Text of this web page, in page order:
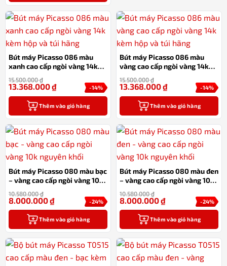
Bút máy Picasso 086 màu
xanh cao cấp ngòi vàng 14k
15.500.000₫
-14%
13.368.000₫
Thêm vào giỏ hàng
Bút máy Picasso 086 màu
vàng cao cấp ngòi vàng 14k
15.500.000₫
-14%
13.368.000₫
Thêm vào giỏ hàng
Bút máy Picasso 080 màu bạc
– vàng cao cấp ngòi vàng 10k
10.580.000₫
-24%
8.000.000₫
Thêm vào giỏ hàng
Bút máy Picasso 080 màu đen
– vàng cao cấp ngòi vàng 10k
10.580.000₫
-24%
8.000.000₫
Thêm vào giỏ hàng